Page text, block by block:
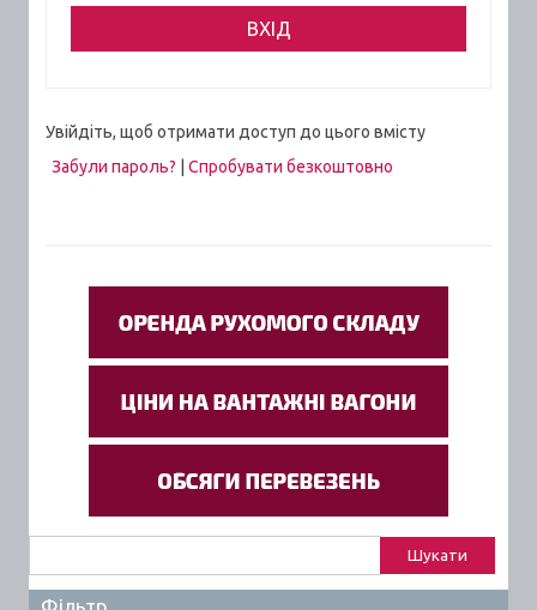
Увійдіть, щоб отримати доступ до цього вмісту
Забули пароль?
Спробувати безкоштовно